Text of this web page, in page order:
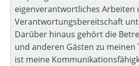
eigenverantwortliches Arbeiten
Verantwortungsbereitschaft
Darüber hinaus gehört die
und anderen Gästen zu meinen
ist meine